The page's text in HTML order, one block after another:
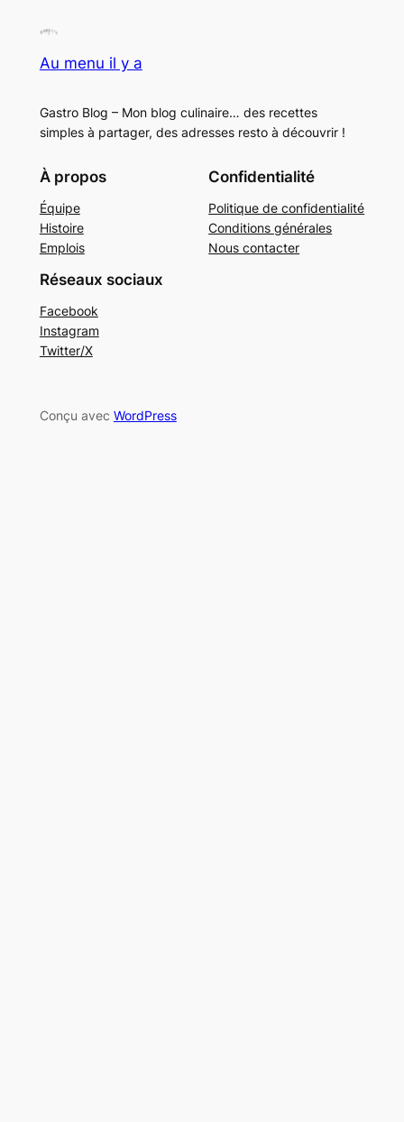
Au menu il y a
Gastro Blog – Mon blog culinaire… des recettes
simples à partager, des adresses resto à découvrir !
À propos
Équipe
Histoire
Emplois
Confidentialité
Politique de confidentialité
Conditions générales
Nous contacter
Réseaux sociaux
Facebook
Instagram
Twitter/X
Conçu avec WordPress